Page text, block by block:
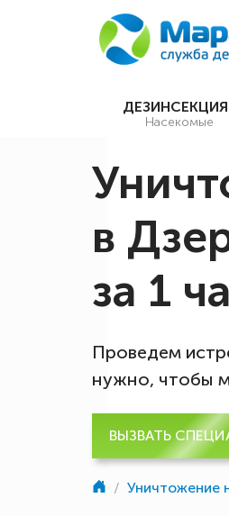
ДЕЗИНСЕКЦИЯ
Насекомые
в
за 1
Проведем
нужно, чтобы
ВЫЗВАТЬ
/ Уничтожение